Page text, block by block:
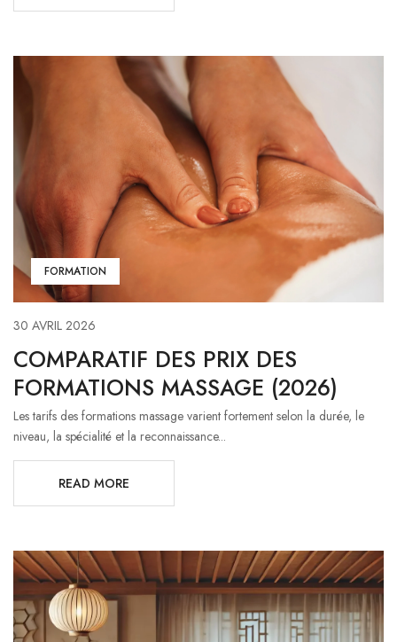
FORMATION
30 AVRIL 2026
COMPARATIF DES PRIX DES
FORMATIONS MASSAGE (2026)
Les tarifs des formations massage varient fortement selon la durée, le
niveau, la spécialité et la reconnaissance...
READ MORE